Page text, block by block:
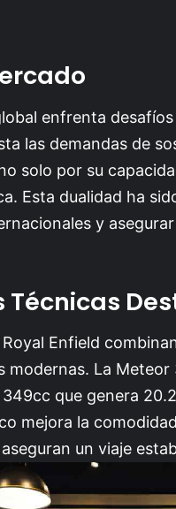
enfrenta
las demandas de
solo por su
Esta dualidad ha
y
Enfield
modernas. La
que genera
mejora la
un viaje